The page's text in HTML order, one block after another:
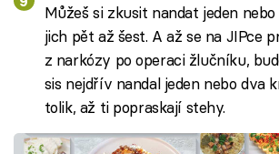
Můžeš si zkusit nandat jeden nebo
jich pět až šest. A až se na JIPce
z narkózy po operaci žlučníku,
sis nejdřív nandal jeden nebo dva
tolik, až ti popraskají stehy.